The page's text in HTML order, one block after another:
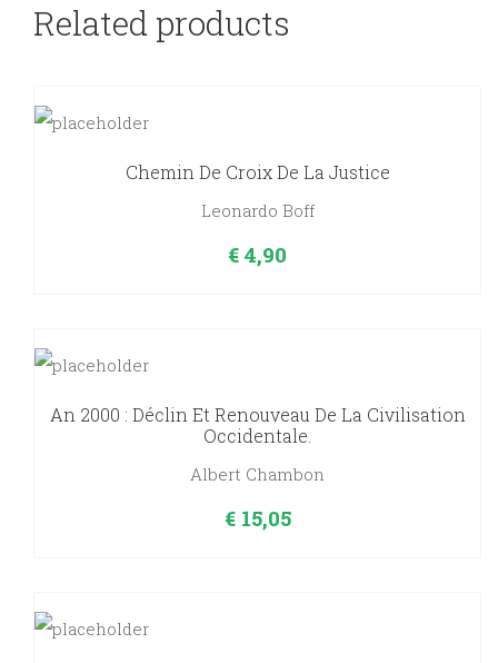
Related products
Chemin De Croix De La Justice
Leonardo Boff
€ 4,90
An 2000 : Déclin Et Renouveau De La Civilisation
Occidentale.
Albert Chambon
€15,05